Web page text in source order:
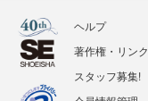
ヘルプ
著作権・リンク
スタッフ募集!